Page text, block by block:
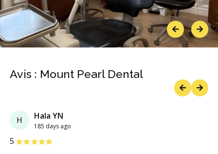
PreviousNext
Avis : Mount Pearl Dental
H Hala YN
185 days ago
5 étoiles
étoiles
étoiles
étoiles
étoiles